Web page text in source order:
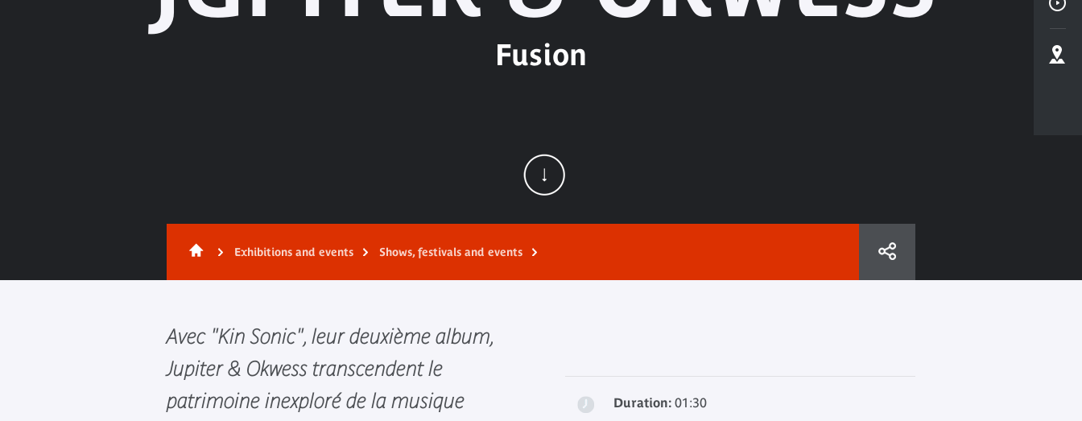
Fusion
Exhibitions and events Shows, festivals and events
Avec "Kin Sonic", leur deuxième album,
Jupiter & Okwess transcendent le
patrimoine inexploré de la musique
Duration: 01:30